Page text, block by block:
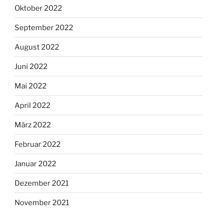
Oktober 2022
September 2022
August 2022
Juni 2022
Mai 2022
April 2022
März 2022
Februar 2022
Januar 2022
Dezember 2021
November 2021